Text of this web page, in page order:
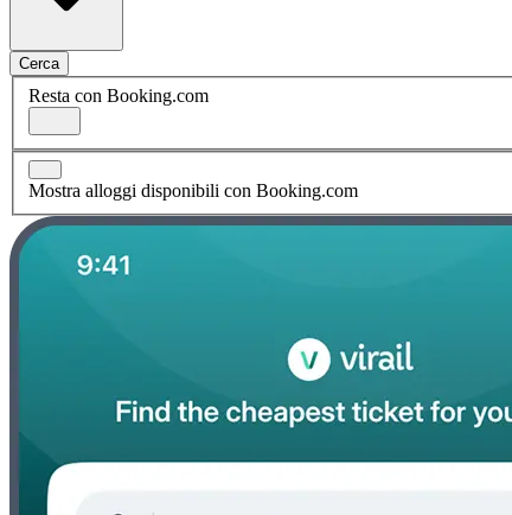
Cerca
Resta con Booking.com
Mostra alloggi disponibili con Booking.com